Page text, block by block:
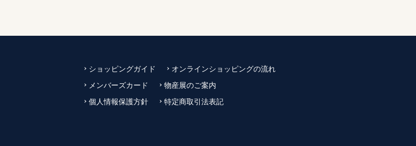
ショッピングガイド
オンラインショッピングの流れ
メンバーズカード
物産展のご案内
個人情報保護方針
特定商取引法表記